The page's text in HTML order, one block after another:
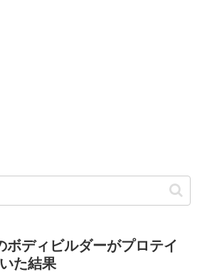
ボディビルダーがプロテイ
た結果